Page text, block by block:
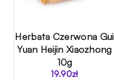
Herbata Czerwona Gui
Yuan Heijin Xiaozhong
10g
19.90zł